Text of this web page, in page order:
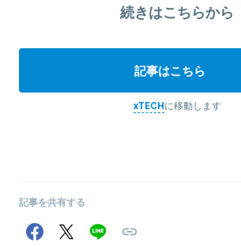
続きはこちらから
記事はこちら
xTECHに移動します
記事を共有する